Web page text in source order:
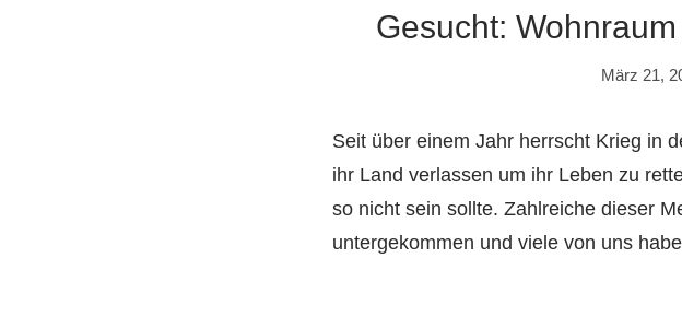
Gesucht:
März 21,
Seit über einem Jahr herrscht Krieg in
ihr Land verlassen um ihr Leben zu
so nicht sein sollte. Zahlreiche dieser
untergekommen und viele von uns